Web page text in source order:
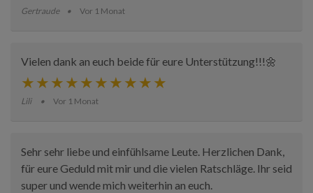
Gertraude Vor 1 Monat
Vielen dank an euch beide für eure Unterstützung!!!🌼
Lili Vor 1 Monat
Sehr sehr liebe und einfühlsame Leute. Herzlichen Dank,
für eure Geduld mit mir und die vielen Ratschläge. Ihr seid
super und wende mich weiterhin an euch.